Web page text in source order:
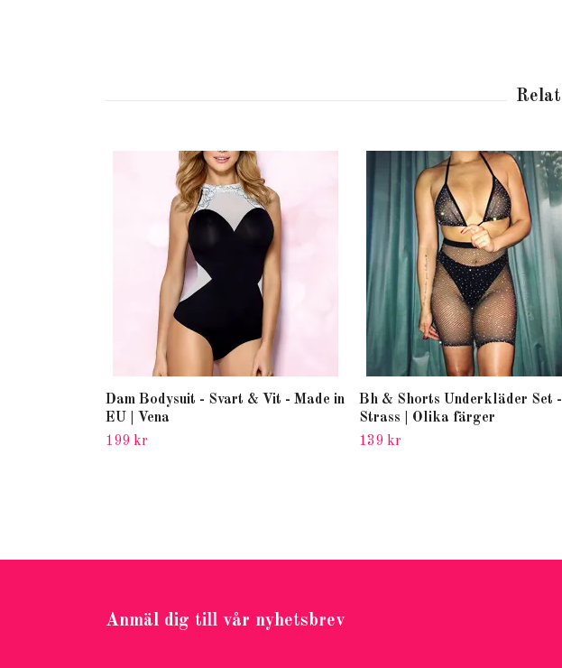
Dam Bodysuit - Svart & Vit - Made in
EU | Vena
199 kr
Bh & Shorts Underkläder Set -
Strass | Olika färger
139 kr
Anmäl dig till vår nyhetsbrev